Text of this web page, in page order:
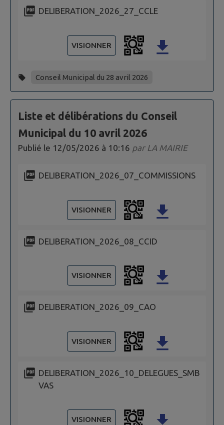
DELIBERATION_2026_27_CCLE
VISIONNER
Conseil Municipal du 28 avril 2026
Liste et délibérations du Conseil
Municipal du 10 avril 2026
Publié le 12/05/2026 à 10:16 par LA MAIRIE
DELIBERATION_2026_07_COMMISSIONS
VISIONNER
DELIBERATION_2026_08_CCID
VISIONNER
DELIBERATION_2026_09_CAO
VISIONNER
DELIBERATION_2026_10_DELEGUES_SMB
VAS
VISIONNER